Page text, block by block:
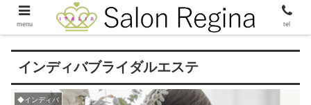
インディバブライダルエステ
◆インディバ
menu tel